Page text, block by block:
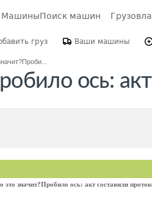
МашиныПоиск машин
груз Ваши машины
ось:
это значит?Пробило ось: акт составили